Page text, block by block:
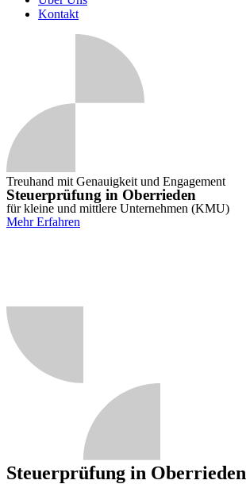
Kontakt
Treuhand mit Genauigkeit und Engagement
Steuerprüfung in Oberrieden
für kleine und mittlere Unternehmen (KMU)
Mehr Erfahren
Steuerprüfung in Oberrieden